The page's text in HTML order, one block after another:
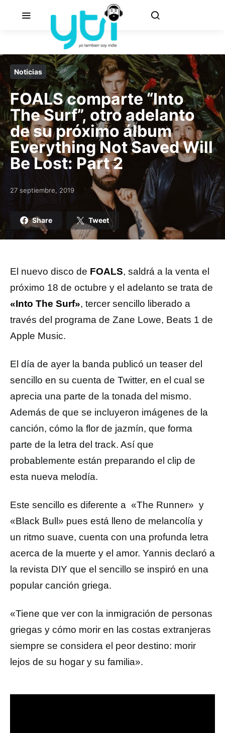
Noticias
FOALS comparte “Into
The Surf”, otro adelanto
de su próximo álbum
Everything Not Saved Will
Be Lost: Part 2
Posted on
27 septiembre, 2019
Share Tweet
El nuevo disco de FOALS, saldrá a la venta el
próximo 18 de octubre y el adelanto se trata de
«Into The Surf», tercer sencillo liberado a
través del programa de Zane Lowe, Beats 1 de
Apple Music.
El día de ayer la banda publicó un teaser del
sencillo en su cuenta de Twitter, en el cual se
aprecia una parte de la tonada del mismo.
Además de que se incluyeron imágenes de la
canción, cómo la flor de jazmín, que forma
parte de la letra del track. Así que
probablemente están preparando el clip de
esta nueva melodía.
Este sencillo es diferente a «The Runner» y
«Black Bull» pues está lleno de melancolía y
un ritmo suave, cuenta con una profunda letra
acerca de la muerte y el amor. Yannis declaró a
la revista DIY que el sencillo se inspiró en una
popular canción griega.
«Tiene que ver con la inmigración de personas
griegas y cómo morir en las costas extranjeras
siempre se considera el peor destino: morir
lejos de su hogar y su familia».